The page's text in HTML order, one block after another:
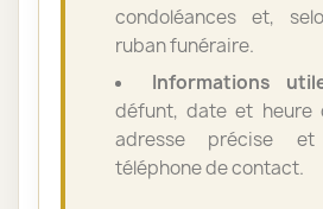
condoléances et,
ruban funéraire.
Informations
défunt, date et heure
adresse précise
téléphone de contact.